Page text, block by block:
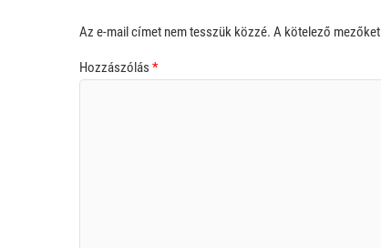
Az e-mail címet nem tesszük közzé. A kötelező mezőket
Hozzászólás *